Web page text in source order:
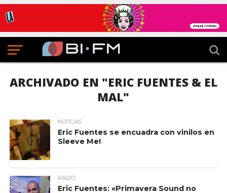
ARCHIVADO EN "ERIC FUENTES & EL
MAL"
NOTICIAS
Eric Fuentes se encuadra con vinilos en
Sleeve Me!
RADIO
Eric Fuentes: «Primavera Sound no